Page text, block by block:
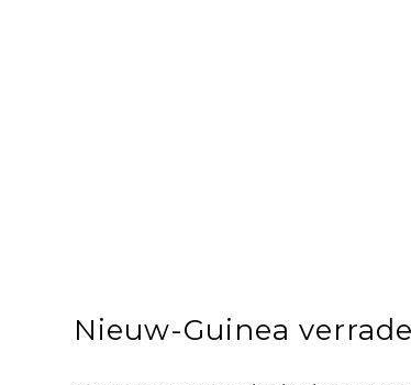
Nieuw-Guinea